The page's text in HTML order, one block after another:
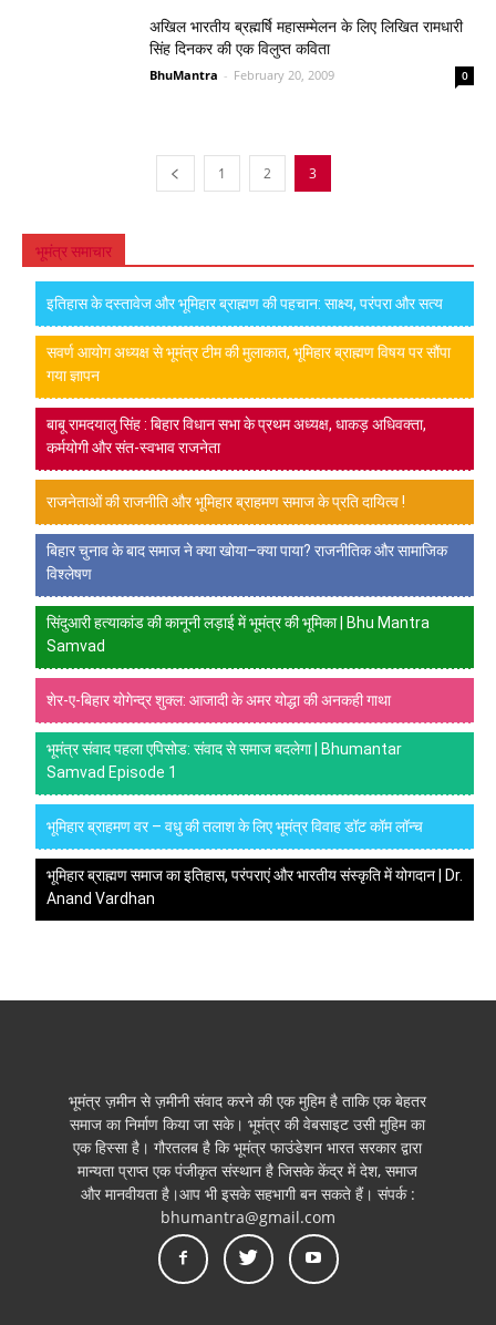
अखिल भारतीय ब्रह्मर्षि महासम्मेलन के लिए लिखित रामधारी
सिंह दिनकर की एक विलुप्त कविता
BhuMantra - February 20, 2009 0
1 2 3
भूमंत्र समाचार
इतिहास के दस्तावेज और भूमिहार ब्राह्मण की पहचान: साक्ष्य, परंपरा और सत्य
सवर्ण आयोग अध्यक्ष से भूमंत्र टीम की मुलाकात, भूमिहार ब्राह्मण विषय पर सौंपा
गया ज्ञापन
बाबू रामदयालु सिंह : बिहार विधान सभा के प्रथम अध्यक्ष, धाकड़ अधिवक्ता,
कर्मयोगी और संत-स्वभाव राजनेता
राजनेताओं की राजनीति और भूमिहार ब्राहमण समाज के प्रति दायित्व !
बिहार चुनाव के बाद समाज ने क्या खोया–क्या पाया? राजनीतिक और सामाजिक
विश्लेषण
सिंदुआरी हत्याकांड की कानूनी लड़ाई में भूमंत्र की भूमिका | Bhu Mantra
Samvad
शेर-ए-बिहार योगेन्द्र शुक्ल: आजादी के अमर योद्धा की अनकही गाथा
भूमंत्र संवाद पहला एपिसोड: संवाद से समाज बदलेगा | Bhumantar
Samvad Episode 1
भूमिहार ब्राहमण वर – वधु की तलाश के लिए भूमंत्र विवाह डॉट कॉम लॉन्च
भूमिहार ब्राह्मण समाज का इतिहास, परंपराएं और भारतीय संस्कृति में योगदान | Dr.
Anand Vardhan
भूमंत्र ज़मीन से ज़मीनी संवाद करने की एक मुहिम है ताकि एक बेहतर
समाज का निर्माण किया जा सके। भूमंत्र की वेबसाइट उसी मुहिम का
एक हिस्सा है। गौरतलब है कि भूमंत्र फाउंडेशन भारत सरकार द्वारा
मान्यता प्राप्त एक पंजीकृत संस्थान है जिसके केंद्र में देश, समाज
और मानवीयता है।आप भी इसके सहभागी बन सकते हैं। संपर्क :
bhumantra@gmail.com